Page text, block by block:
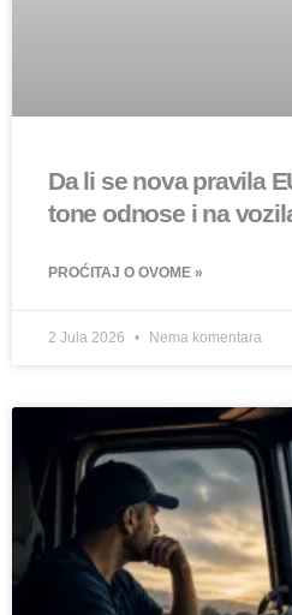
Da li se nova pravila
tone odnose i na
PROĆITAJ O OVOME »
2 Jula 2026 Nema komentara